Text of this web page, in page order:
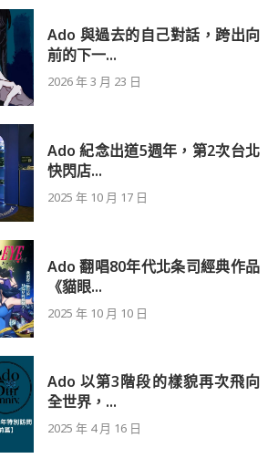
Ado 與過去的自己對話，跨出向
前的下一...
2026 年 3 月 23 日
Ado 紀念出道5週年，第2次台北
快閃店...
2025 年 10 月 17 日
Ado 翻唱80年代北条司經典作品
《貓眼...
2025 年 10 月 10 日
Ado 以第3階段的樣貌再次飛向
全世界，...
2025 年 4 月 16 日